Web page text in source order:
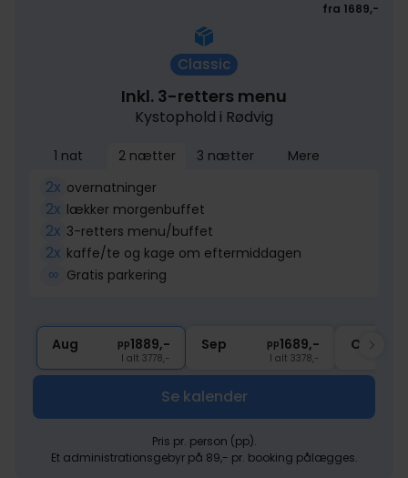
fra 1689,-
Classic
Inkl. 3-retters menu
Kystophold i Rødvig
1 nat 2 nætter 3 nætter Mere
2x overnatninger
2x lækker morgenbuffet
2x 3-retters menu/buffet
2x kaffe/te og kage om eftermiddagen
∞ Gratis parkering
Aug pp1889,-
I alt 3778,-
Sep pp1689,-
I alt 3378,-
Okt
Se kalender
Pris pr. person (pp).
Et administrationsgebyr på 89,- pr. booking pålægges.